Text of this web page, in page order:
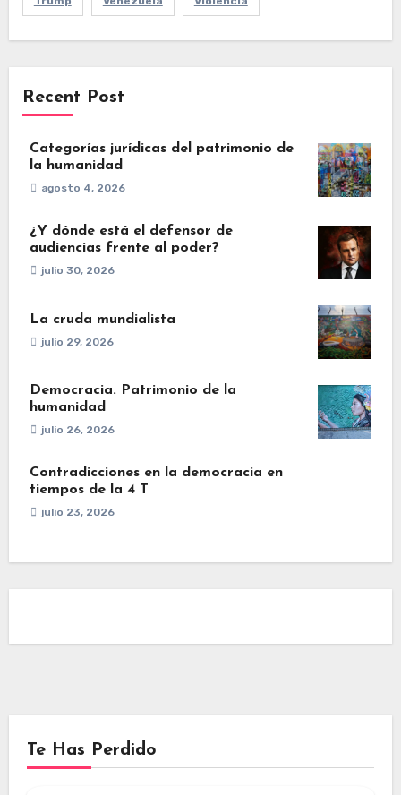
Recent Post
Categorías jurídicas del patrimonio de
la humanidad
agosto 4, 2026
¿Y dónde está el defensor de
audiencias frente al poder?
julio 30, 2026
La cruda mundialista
julio 29, 2026
Democracia. Patrimonio de la
humanidad
julio 26, 2026
Contradicciones en la democracia en
tiempos de la 4 T
julio 23, 2026
Te Has Perdido